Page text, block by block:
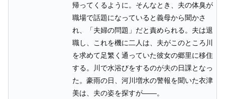
帰ってくるように。そんなとき、夫の体臭が
職場で話題になっていると義母から聞かさ
れ、「夫婦の問題」だと責められる。夫は退
職し、これを機に二人は、夫がこのところ川
を求めて足繁く通っていた彼女の郷里に移住
する。川で水浴びをするのが夫の日課となっ
た。豪雨の日、河川増水の警報を聞いた衣津
美は、夫の姿を探すが――。